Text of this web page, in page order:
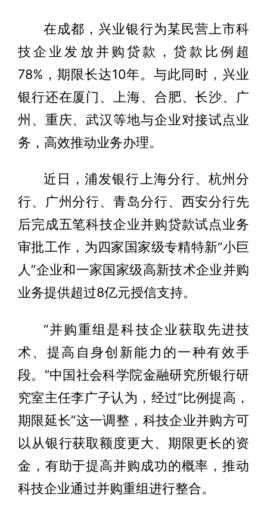
在成都，兴业银行为某民营上市科
技企业发放并购贷款，贷款比例超
78%，期限长达10年。与此同时，兴业
银行还在厦门、上海、合肥、长沙、广
州、重庆、武汉等地与企业对接试点业
务，高效推动业务办理。
近日，浦发银行上海分行、杭州分
行、广州分行、青岛分行、西安分行先
后完成五笔科技企业并购贷款试点业务
审批工作，为四家国家级专精特新“小巨
人”企业和一家国家级高新技术企业并购
业务提供超过8亿元授信支持。
“并购重组是科技企业获取先进技
术、提高自身创新能力的一种有效手
段。”中国社会科学院金融研究所银行研
究室主任李广子认为，经过“比例提高，
期限延长”这一调整，科技企业并购方可
以从银行获取额度更大、期限更长的资
金，有助于提高并购成功的概率，推动
科技企业通过并购重组进行整合。